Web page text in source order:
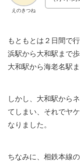
えのきつね
もともとは２日間で
浜駅から大和駅まで
大和駅から海老名駅
しかし、大和駅から
てしまい、それでヤ
なりました。
ちなみに、相鉄本線